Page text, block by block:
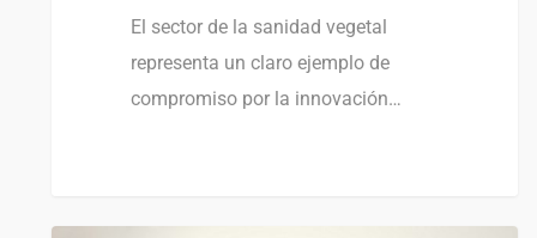
El sector de la sanidad vegetal
representa un claro ejemplo de
compromiso por la innovación…